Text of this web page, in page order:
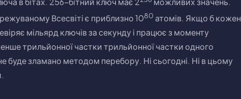
Всесвіті є приблизно 1080 атомів. Якщо б кожен
мільярд ключів за секунду і працює з моменту
трильйонної частки трильйонної частки одного
буде зламано методом перебору. Ні сьогодні. Ні в цьому